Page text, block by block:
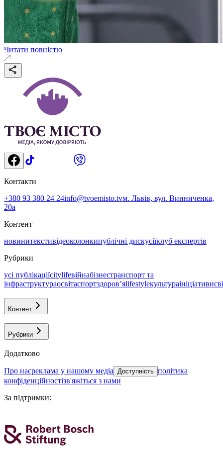
Читати повністю
Контакти
+380 93 380 24 24info@tvoemisto.tvм. Львів, вул. Винниченка,
20а
Контент
новинитекстивідеоколонкипублічні дискусіїклуб експертів
Рубрики
усі публікаціїcitylifeвійнабізнестранспорт та
інфраструктураосвітаспортздоровʼяlifestyleкультураініціативи
Контент
Рубрики
Додатково
про насреклама у нашому медіа Доступність політика
конфіденційностізв'яжіться з нами
За підтримки: